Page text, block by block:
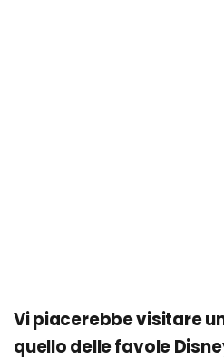
Vi piacerebbe visitare
quello delle favole